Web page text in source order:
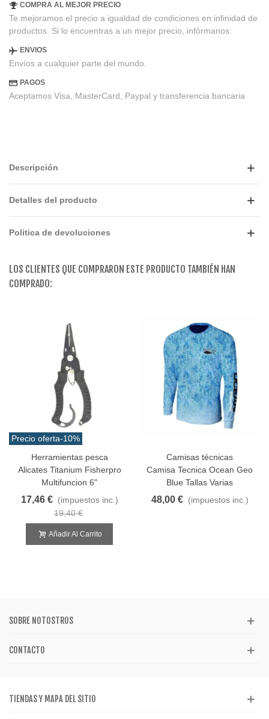
COMPRA AL MEJOR PRECIO
Te mejoramos el precio a igualdad de condiciones en infinidad de
productos. Si lo encuentras a un mejor precio, infórmanos.
ENVIOS
Envíos a cualquier parte del mundo.
PAGOS
Aceptamos Visa, MasterCard, Paypal y transferencia bancaria
Descripción
Detalles del producto
Politica de devoluciones
LOS CLIENTES QUE COMPRARON ESTE PRODUCTO TAMBIÉN HAN
COMPRADO:
Precio oferta-10%
Herramientas pesca
Alicates Titanium Fisherpro
Multifuncion 6"
17,46 € (impuestos inc.)
19,40 €
Añadir Al Carrito
Camisas técnicas
Camisa Tecnica Ocean Geo
Blue Tallas Varias
48,00 € (impuestos inc.)
SOBRE NOTOSTROS
CONTACTO
TIENDAS Y MAPA DEL SITIO